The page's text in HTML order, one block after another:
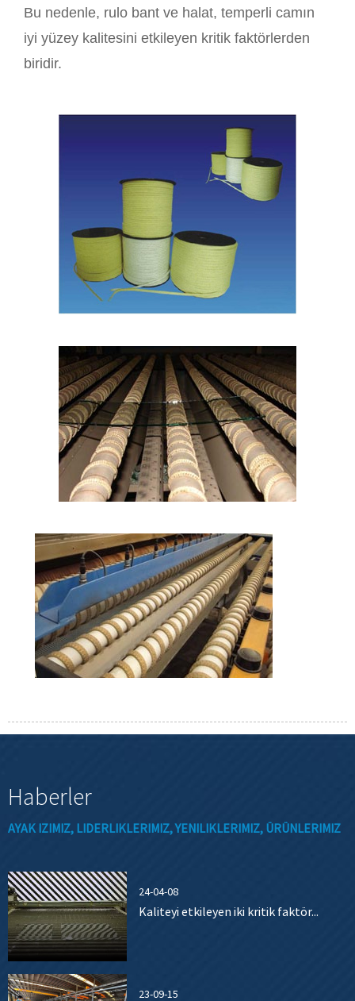
Bu nedenle, rulo bant ve halat, temperli camın
iyi yüzey kalitesini etkileyen kritik faktörlerden
biridir.
Haberler
AYAK IZIMIZ, LIDERLIKLERIMIZ, YENILIKLERIMIZ, ÜRÜNLERIMIZ
24-04-08
Kaliteyi etkileyen iki kritik faktör...
23-09-15